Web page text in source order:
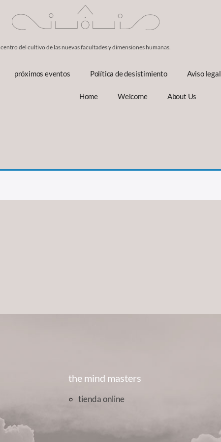
centro del cultivo de las nuevas facultades y dimensiones humanas.
próximos eventos Política de desistimiento Aviso legal
Home Welcome About Us
the mind masters
tienda online